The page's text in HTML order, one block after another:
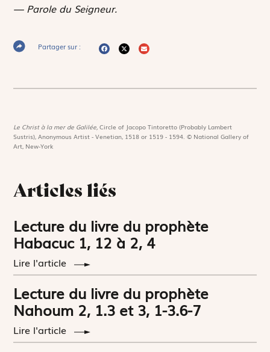
— Parole du Seigneur.
Partager sur :
Le Christ à la mer de Galilée,Circle of Jacopo Tintoretto (Probably Lambert
Sustris), Anonymous Artist - Venetian, 1518 or 1519 - 1594. © National Gallery of
Art, New-York
Articles liés
Lecture du livre du prophète
Habacuc 1, 12 à 2, 4
Lire l'article
Lecture du livre du prophète
Nahoum 2, 1.3 et 3, 1-3.6-7
Lire l'article